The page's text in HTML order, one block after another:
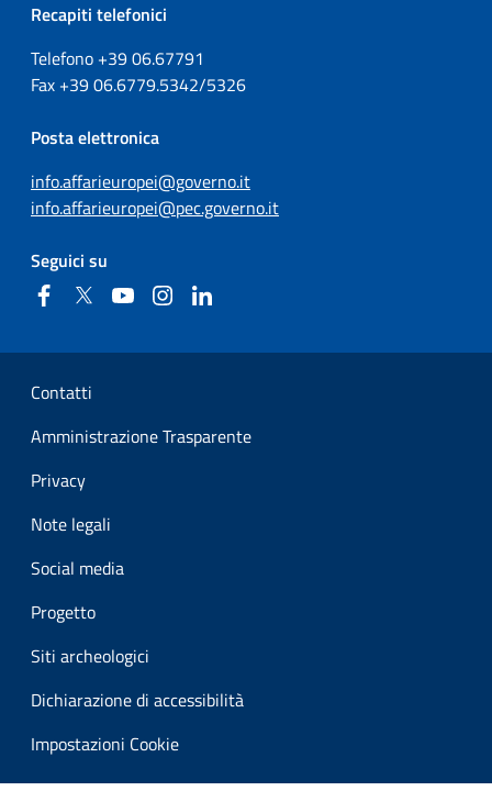
Recapiti telefonici
Telefono +3906.67791
Fax +3906.6779.5342/5326
Posta elettronica
info.affarieuropei@governo.it
info.affarieuropei@pec.governo.it
Seguici su
FacebookTwitter YouTubeInstagram
Sezione Link Utili
Contatti
Amministrazione Trasparente
Privacy
Note legali
Social media
Progetto
Siti archeologici
Dichiarazione di accessibilità
Impostazioni Cookie